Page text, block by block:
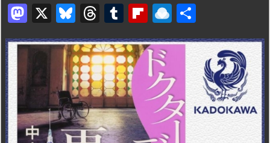
M
a
st
o
d
o
n
X
Bl
u
e
s
k
y
T
hr
e
a
d
s
T
u
m
bl
r
Fl
ip
b
o
ar
d
R
ai
n
dr
o
p.
io
有